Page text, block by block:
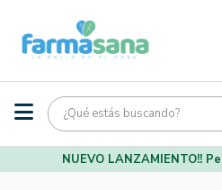
NUEVO LANZAMIENTO!!